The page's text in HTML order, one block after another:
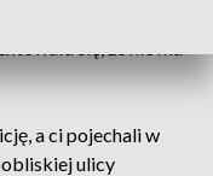
a ci pojechali w
ulicy